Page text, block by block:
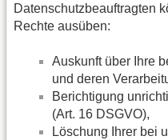
Datenschutzbeauftragten
Rechte ausüben:
Auskunft über Ihre
und deren
Berichtigung
(Art. 16 DSGVO),
Löschung Ihrer bei